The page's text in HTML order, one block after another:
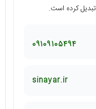
تبدیل کرده است.
09109105494
sinayar.ir